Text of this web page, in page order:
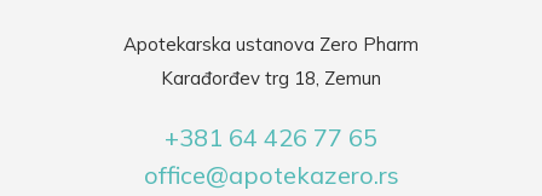
Apotekarska ustanova Zero Pharm
Karađorđev trg 18, Zemun
+381 64 426 77 65
office@apotekazero.rs